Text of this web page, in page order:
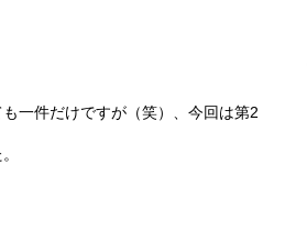
一件だけですが（笑）、今回は第2